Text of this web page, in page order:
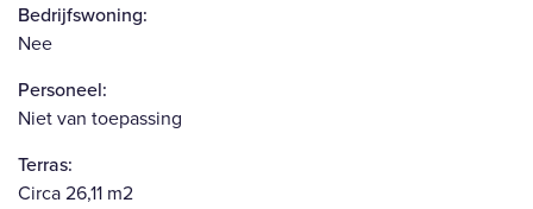
Bedrijfswoning:
Nee
Personeel:
Niet van toepassing
Terras:
Circa 26,11 m2